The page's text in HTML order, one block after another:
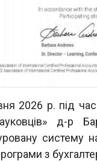
2026 р. під час
д-р
систему
з